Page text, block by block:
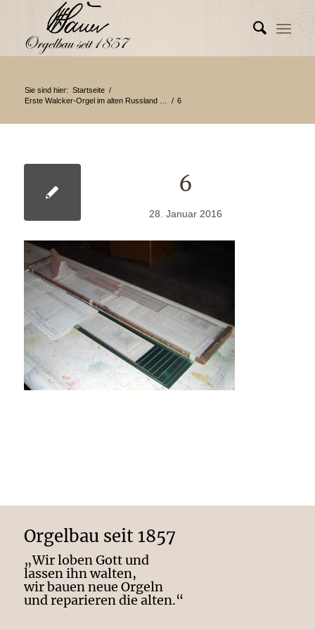
Sie sind hier: Startseite /
Erste Walcker-Orgel im alten Russland …
/ 6
6
28. Januar 2016
Orgelbau seit 1857
„Wir loben Gott und
lassen ihn walten,
wir bauen neue Orgeln
und reparieren die alten.“